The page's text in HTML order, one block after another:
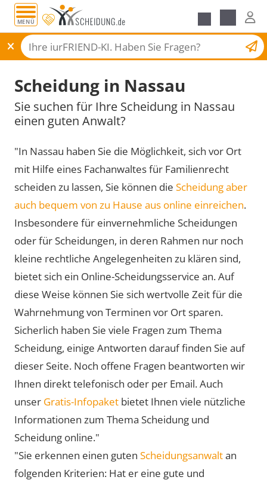
MENÜ
Scheidungsantrag
Scheidung in Nassau
Sie suchen für Ihre Scheidung in Nassau
einen guten Anwalt?
"In Nassau haben Sie die Möglichkeit, sich vor Ort
mit Hilfe eines Fachanwaltes für Familienrecht
scheiden zu lassen, Sie können die Scheidung aber
auch bequem von zu Hause aus online einreichen.
Insbesondere für einvernehmliche Scheidungen
oder für Scheidungen, in deren Rahmen nur noch
kleine rechtliche Angelegenheiten zu klären sind,
bietet sich ein Online-Scheidungsservice an. Auf
diese Weise können Sie sich wertvolle Zeit für die
Wahrnehmung von Terminen vor Ort sparen.
Sicherlich haben Sie viele Fragen zum Thema
Scheidung, einige Antworten darauf finden Sie auf
dieser Seite. Noch offene Fragen beantworten wir
Ihnen direkt telefonisch oder per Email. Auch
unser Gratis-Infopaket bietet Ihnen viele nützliche
Informationen zum Thema Scheidung und
Scheidung online."
"Sie erkennen einen guten Scheidungsanwaltan
folgenden Kriterien: Hat er eine gute und